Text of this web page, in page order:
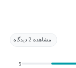
مشاهده 2 دیدگاه
5